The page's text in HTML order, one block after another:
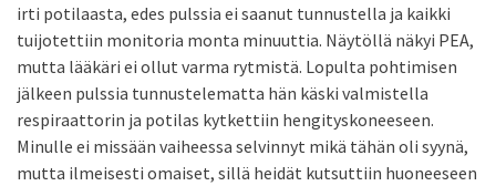
irti potilaasta, edes pulssia ei saanut tunnustella ja kaikki
tuijotettiin monitoria monta minuuttia. Näytöllä näkyi PEA,
mutta lääkäri ei ollut varma rytmistä. Lopulta pohtimisen
jälkeen pulssia tunnustelematta hän käski valmistella
respiraattorin ja potilas kytkettiin hengityskoneeseen.
Minulle ei missään vaiheessa selvinnyt mikä tähän oli syynä,
mutta ilmeisesti omaiset, sillä heidät kutsuttiin huoneeseen